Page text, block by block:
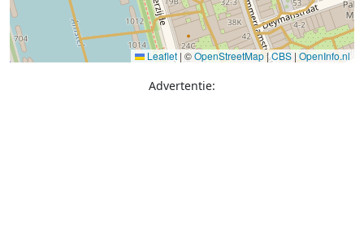
Leaflet | ©OpenStreetMap|CBS | OpenInfo.nl
Advertentie: